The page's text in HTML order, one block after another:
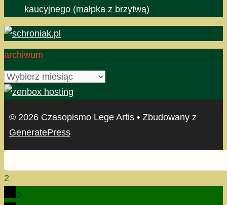
kaucyjnego (małpka z brzytwą)
archiwum
archiwum
© 2026 Czasopismo Lege Artis • Zbudowany z
GeneratePress
2
0